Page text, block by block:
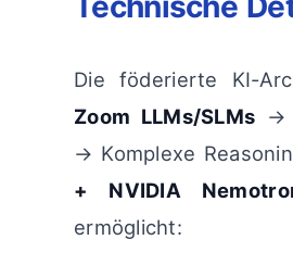
Die föderierte KI-
Zoom LLMs/SLMs →
→ Komplexe
+ NVIDIA
ermöglicht: